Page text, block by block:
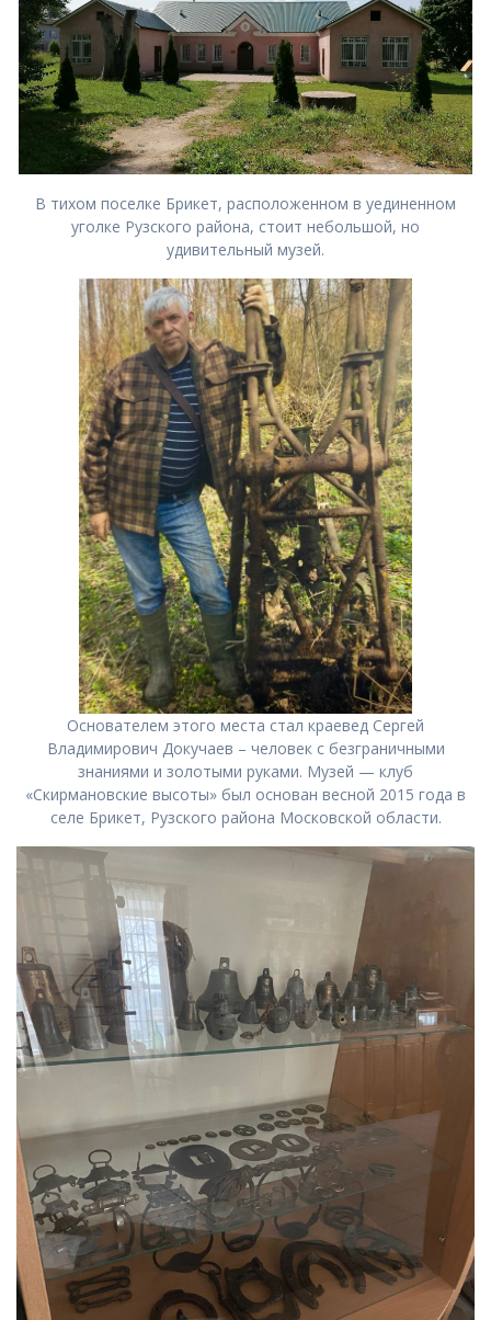
В тихом поселке Брикет, расположенном в уединенном
уголке Рузского района, стоит небольшой, но
удивительный музей.
Основателем этого места стал краевед Сергей
Владимирович Докучаев – человек с безграничными
знаниями и золотыми руками. Музей — клуб
«Скирмановские высоты» был основан весной 2015 года в
селе Брикет, Рузского района Московской области.